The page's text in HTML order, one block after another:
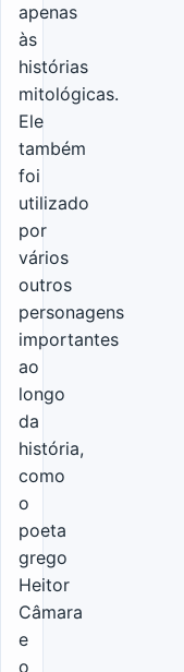
apenas
às
histórias
mitológicas.
Ele
também
foi
utilizado
por
vários
outros
personagens
importantes
ao
longo
da
história,
como
o
poeta
grego
Heitor
Câmara
e
o